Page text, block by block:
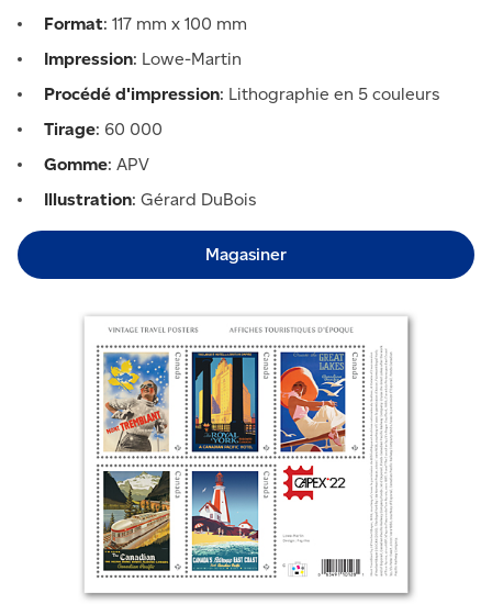
Format: 117 mm x 100 mm
Impression: Lowe-Martin
Procédé d'impression: Lithographie en 5 couleurs
Tirage: 60 000
Gomme: APV
Illustration: Gérard DuBois
Magasiner